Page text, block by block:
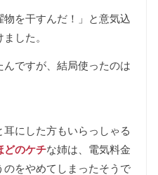
を干すんだ！」と意気込
した。
ですが、結局使ったのは
耳にした方もいらっしゃる
どのケチな姉は、電気料金
をやめてしまったそうで